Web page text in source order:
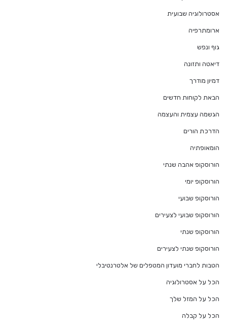
אסטרולוגיה שבועית
ארומתרפיה
גוף ונפש
דיאטה ותזונה
דמיון מודרך
הבאת לקוחות חדשים
הגשמה עצמית והעצמה
הדרכת הורים
הומאופתיה
הורוסקופ אהבה שנתי
הורוסקופ יומי
הורוסקופ שבועי
הורוסקופ שבועי לצעירים
הורוסקופ שנתי
הורוסקופ שנתי לצעירים
הטבות לחברי מועדון המטפלים של אלטרנטיבלי
הכל על אסטרולוגיה
הכל על המזל שלך
הכל על קבלה